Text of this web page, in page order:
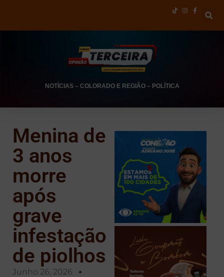
NOTÍCIAS– COLORADO E REGIÃO– POLÍTICA
Menina de
3 anos
morre
após
grave
infestação
de piolhos
Junho 26, 2026